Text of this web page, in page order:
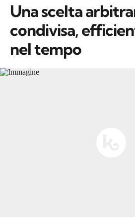
Una scelta
condivisa,
nel tempo